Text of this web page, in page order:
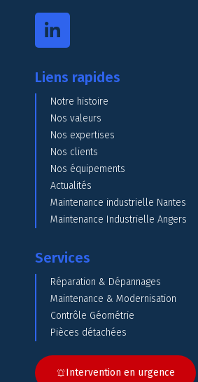
Liens rapides
Notre histoire
Nos valeurs
Nos expertises
Nos clients
Nos équipements
Actualités
Maintenance industrielle Nantes
Maintenance Industrielle Angers
Services
Réparation & Dépannages
Maintenance & Modernisation
Contrôle Géométrie
Pièces détachées
Intervention en urgence